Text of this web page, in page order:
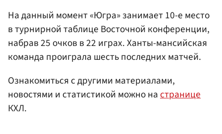
На данный момент «Югра» занимает 10-е место
в турнирной таблице Восточной конференции,
набрав 25 очков в 22 играх. Ханты-мансийская
команда проиграла шесть последних матчей.
Ознакомиться с другими материалами,
новостями и статистикой можно на странице
КХЛ.